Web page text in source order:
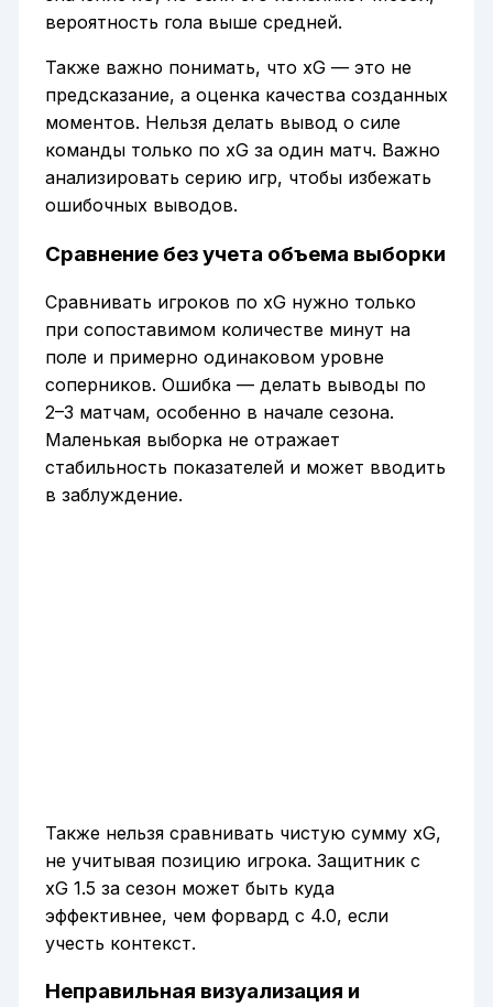
вероятность гола выше средней.
Также важно понимать, что xG — это не
предсказание, а оценка качества созданных
моментов. Нельзя делать вывод о силе
команды только по xG за один матч. Важно
анализировать серию игр, чтобы избежать
ошибочных выводов.
Сравнение без учета объема выборки
Сравнивать игроков по xG нужно только
при сопоставимом количестве минут на
поле и примерно одинаковом уровне
соперников. Ошибка — делать выводы по
2–3 матчам, особенно в начале сезона.
Маленькая выборка не отражает
стабильность показателей и может вводить
в заблуждение.
Также нельзя сравнивать чистую сумму xG,
не учитывая позицию игрока. Защитник с
xG 1.5 за сезон может быть куда
эффективнее, чем форвард с 4.0, если
учесть контекст.
Неправильная визуализация и